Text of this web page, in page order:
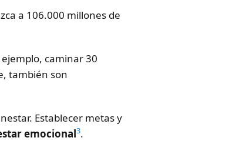
a 106.000 millones de
ejemplo, caminar 30
también son
Establecer metas y
emocional3.